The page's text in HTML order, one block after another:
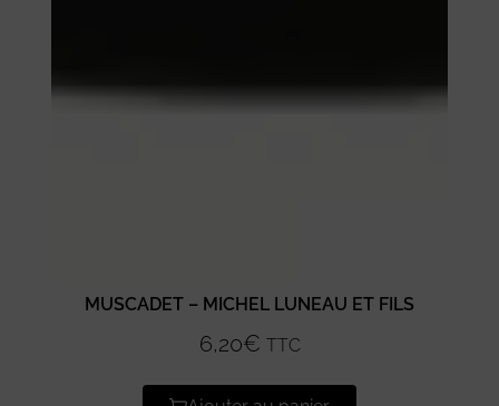
MUSCADET – MICHEL LUNEAU ET FILS
6,20€ TTC